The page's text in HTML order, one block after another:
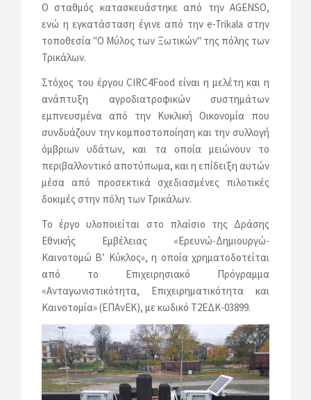
Ο σταθμός κατασκευάστηκε από την AGENSO,
ενώ η εγκατάσταση έγινε από την e-Trikala στην
τοποθεσία "Ο Μύλος των Ξωτικών" της πόλης των
Τρικάλων.
Στόχος του έργου CIRC4Food είναι η μελέτη και η
ανάπτυξη αγροδιατροφικών συστημάτων
εμπνευσμένα από την Κυκλική Οικονομία που
συνδυάζουν την κομποστοποίηση και την συλλογή
όμβριων υδάτων, και τα οποία μειώνουν το
περιβαλλοντικό αποτύπωμα, και η επίδειξη αυτών
μέσα από προσεκτικά σχεδιασμένες πιλοτικές
δοκιμές στην πόλη των Τρικάλων.
Το έργο υλοποιείται στο πλαίσιο της Δράσης
Εθνικής Εμβέλειας «Ερευνώ-Δημιουργώ-
Καινοτομώ Β’ Κύκλος», η οποία χρηματοδοτείται
από το Επιχειρησιακό Πρόγραμμα
«Ανταγωνιστικότητα, Επιχειρηματικότητα και
Καινοτομία» (ΕΠΑνΕΚ), με κωδικό Τ2ΕΔΚ-03899.